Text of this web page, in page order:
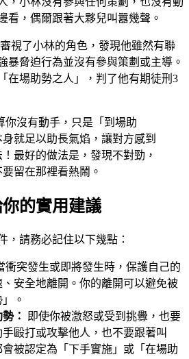
看，偶爾跟著大夥兒叫囂幾聲。
視了小林的角色，發現他雖然有聯
暴脅迫行為並沒有參與策劃或主導。
在場助勢之人」，判了他有期徒刑3
你沒有動手，只是「到場助
就足以助長氣焰，讓對方感到
最好的做法是，發現不對勁，
留在那裡看熱鬧。
的實用建議
，請務必記住以下幾點：
衝突發生或即將發生時，保護自己的
安全地離開。你的離開可以避免被
。
：
即使你被激怒或受到挑釁，也要
毆打或攻擊他人，也不要跟著叫
被認定為「下手實施」或「在場助